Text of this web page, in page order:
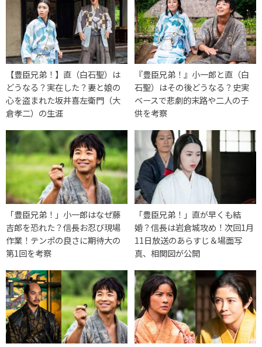
【豊臣兄弟！】直（白石聖）は
どうなる？実在した？妻と娘の
心を盗まれた坂井喜左衛門（大
倉孝二）の生涯
『豊臣兄弟！』小一郎と直（白
石聖）はその後どうなる？史実
ベースで悲劇的末路や二人の子
供を考察
「豊臣兄弟！」小一郎はなぜ藤
吉郎を恐れた？信長お忍び現場
作業！テンポの良さに期待大の
第1回を考察
「豊臣兄弟！」直が早くも結
婚？信長は岩倉城攻め！次回1月
11日放送のあらすじ＆場面写
真、相関図が公開